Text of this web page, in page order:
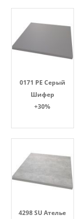
0171 PE Серый
Шифер
+30%
4298 SU Ателье